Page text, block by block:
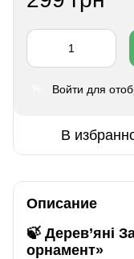
Войти для
В
Описание
🍃 Дерев’яні
орнамент»